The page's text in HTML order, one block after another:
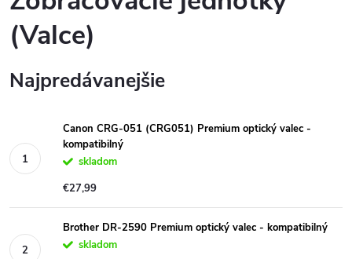
(Valce)
Najpredávanejšie
Canon CRG-051 (CRG051) Premium optický valec -
kompatibilný
skladom
€27,99
Brother DR-2590 Premium optický valec - kompatibilný
skladom